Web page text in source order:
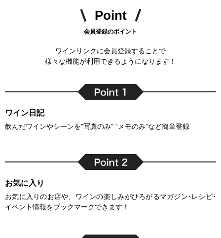
Point
会員登録のポイント
ワインリンクに会員登録することで
様々な機能が利用できるようになります！
ワイン日記
飲んだワインやシーンを”写真のみ” “メモのみ”など簡単登録
お気に入り
お気に入りのお店や、ワインの楽しみがひろがるマガジン･レシピ･
イベント情報をブックマークできます！